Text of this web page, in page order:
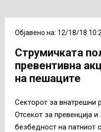
Објавено на: 12/18/18
Струмичката
превентивна
на пешаците
Секторот за внатрешни
Отсекот за превенција
безбедност на патниот